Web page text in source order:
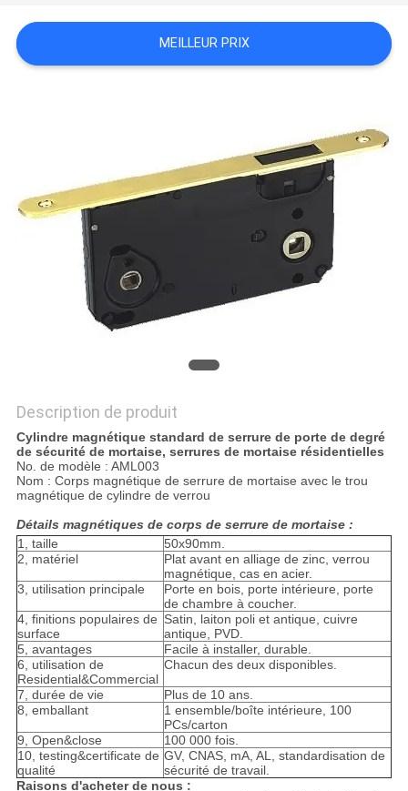
PLAN
DU
SITE
MEILLEUR PRIX
Description de produit
Cylindre magnétique standard de serrure de porte de degré
de sécurité de mortaise, serrures de mortaise résidentielles
No. de modèle : AML003
Nom : Corps magnétique de serrure de mortaise avec le trou
magnétique de cylindre de verrou
Détails magnétiques de corps de serrure de mortaise :
1, taille
50x90mm.
2, matériel
Plat avant en alliage de zinc, verrou
magnétique, cas en acier.
3, utilisation principale
Porte en bois, porte intérieure, porte
de chambre à coucher.
4, finitions populaires de
surface
Satin, laiton poli et antique, cuivre
antique, PVD.
5, avantages
Facile à installer, durable.
6, utilisation de
Residential&Commercial
Chacun des deux disponibles.
7, durée de vie
Plus de 10 ans.
8, emballant
1 ensemble/boîte intérieure, 100
PCs/carton
9, Open&close
100 000 fois.
10, testing&certificate de
qualité
GV, CNAS, mA, AL, standardisation de
sécurité de travail.
Raisons d'acheter de nous :